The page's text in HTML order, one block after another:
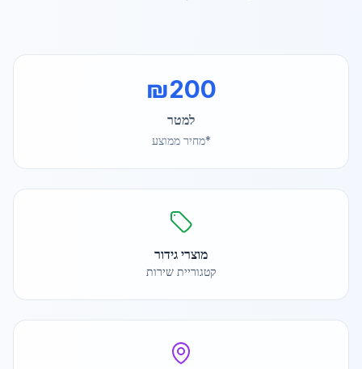
₪200
למטר
*מחיר ממוצע
מוצרי גידור
קטגוריית שירות